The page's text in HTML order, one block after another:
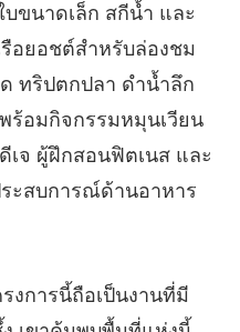
บขนาดเล็ก สกีน้ำ และ
รือยอชต์สำหรับล่องชม
ทริปตกปลา ดำน้ำลึก
พร้อมกิจกรรมหมุนเวียน
จ ผู้ฝึกสอนฟิตเนส และ
ะสบการณ์ด้านอาหาร
งการนี้ถือเป็นงานที่มี